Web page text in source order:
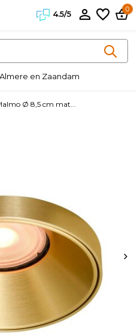
4.5/5
0
en Zaandam
Ø 8,5 cm mat...